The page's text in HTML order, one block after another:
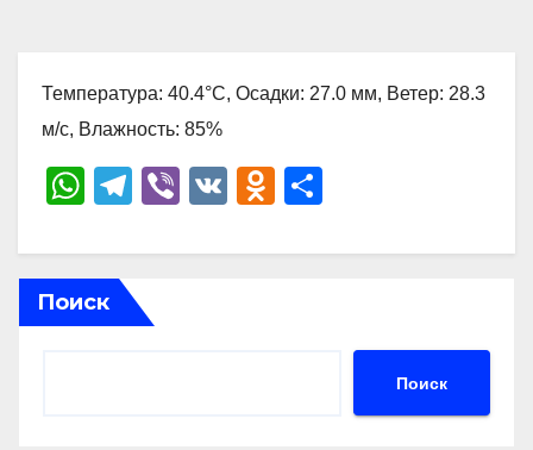
Температура: 40.4°C, Осадки: 27.0 мм, Ветер: 28.3
м/с, Влажность: 85%
W
at
s
A
T
e
gr
a
Vi
er
V
O
n
р
ть
Поиск
Поиск